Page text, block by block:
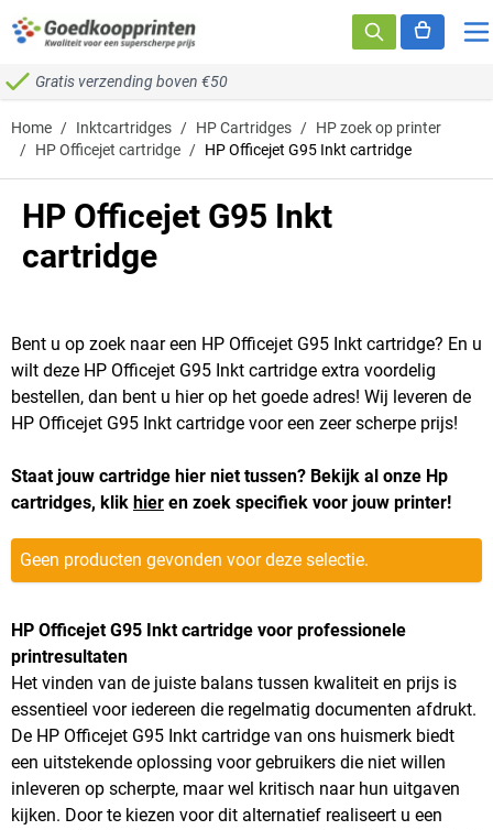
Ga naar de inhoud
Gratis verzending boven €50
Home / Inktcartridges / HP Cartridges / HP zoek op printer
/ HP Officejet cartridge / HP Officejet G95 Inkt cartridge
HP Officejet G95 Inkt
cartridge
Bent u op zoek naar een HP Officejet G95 Inkt cartridge? En u
wilt deze HP Officejet G95 Inkt cartridge extra voordelig
bestellen, dan bent u hier op het goede adres! Wij leveren de
HP Officejet G95 Inkt cartridge voor een zeer scherpe prijs!
Staat jouw cartridge hier niet tussen? Bekijk al onze Hp
cartridges, klik hier en zoek specifiek voor jouw printer!
Geen producten gevonden voor deze selectie.
HP Officejet G95 Inkt cartridge voor professionele
printresultaten
Het vinden van de juiste balans tussen kwaliteit en prijs is
essentieel voor iedereen die regelmatig documenten afdrukt.
De HP Officejet G95 Inkt cartridge van ons huismerk biedt
een uitstekende oplossing voor gebruikers die niet willen
inleveren op scherpte, maar wel kritisch naar hun uitgaven
kijken. Door te kiezen voor dit alternatief realiseert u een